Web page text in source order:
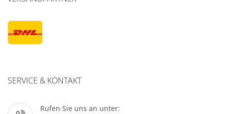
SERVICE & KONTAKT
Rufen Sie uns an unter: